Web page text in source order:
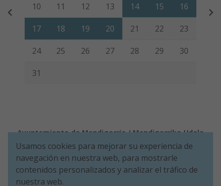
10 11 12 13 14 15 16
17 18 19 20 21 22 23
24 25 26 27 28 29 30
31
Ayuntamiento de Mendigorria / Mendigorriko Udala
Aviso legal
Política de Cookies
Accesibilidad
Política de Seguridad de la información
Aviso de privacidad
Plaza de Los Fueros, 1º - 31150 Mendigorria (NAVARRA)
Usamos cookies para mejorar su experiencia de
navegación en nuestra web, para mostrarle
contenidos personalizados y analizar el tráfico de
nuestra web.